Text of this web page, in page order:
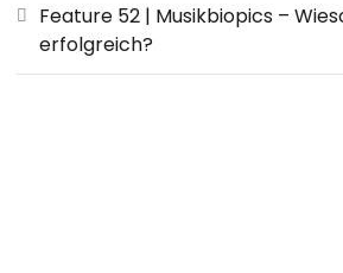
Feature 52 | Musikbiopics –
erfolgreich?